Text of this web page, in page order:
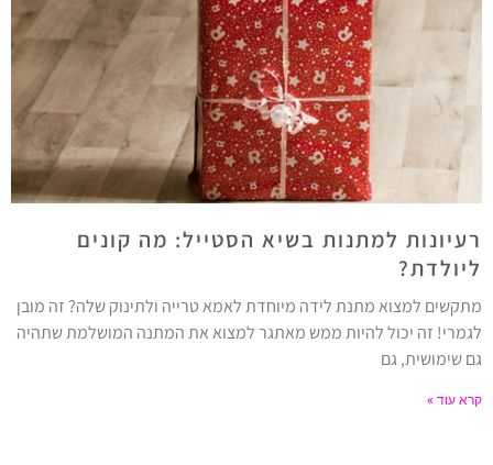
רעיונות למתנות בשיא הסטייל: מה קונים
ליולדת?
מתקשים למצוא מתנת לידה מיוחדת לאמא טרייה ולתינוק שלה? זה מובן
לגמרי! זה יכול להיות ממש מאתגר למצוא את המתנה המושלמת שתהיה
גם שימושית, גם
קרא עוד »